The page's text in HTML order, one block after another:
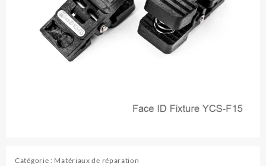
Catégorie : Matériaux de réparation